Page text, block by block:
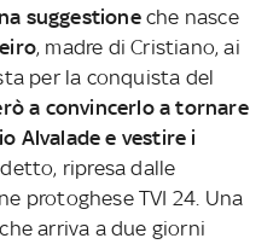
suggestioneche nasce
, madre di Cristiano, ai
per la conquista del
a convincerlo a tornare
Alvalade e vestire i
ripresa dalle
protoghese TVI 24. Una
arriva a due giorni